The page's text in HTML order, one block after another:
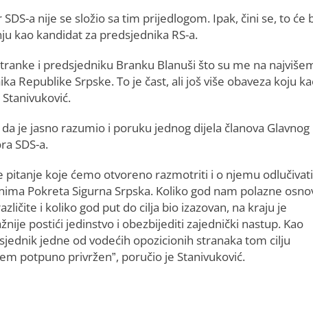
a nije se složio sa tim prijedlogom. Ipak, čini se, to će
kao kandidat za predsjednika RS-a.
i predsjedniku Branku Blanuši što su me na
Republike Srpske. To je čast, ali još više obaveza koju
da je jasno razumio i poruku jednog dijela članova Glavnog
SDS-a.
pitanje koje ćemo otvoreno razmotriti i o njemu
Pokreta Sigurna Srpska. Koliko god nam polazne
i koliko god put do cilja bio izazovan, na kraju je
postići jedinstvo i obezbijediti zajednički nastup. Kao
jedne od vodećih opozicionih stranaka tom cilju
potpuno privržen”, poručio je Stanivuković.